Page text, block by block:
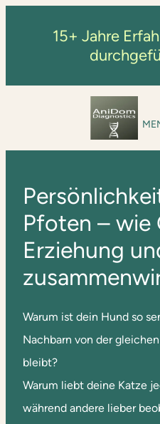
15+ Jahre
Pfoten – wie
Erziehung
Warum ist dein Hund so
Nachbarn von der
bleibt?
Warum liebt deine Katze
während andere lieber